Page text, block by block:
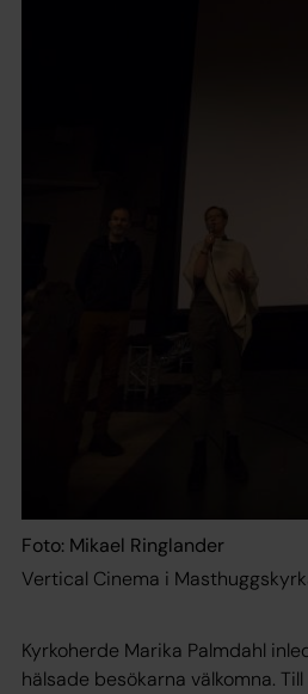
Foto: Mikael Ringlander
Vertical Cinema i
Kyrkoherde Marika Palmdahl
hälsade besökarna välkomna.